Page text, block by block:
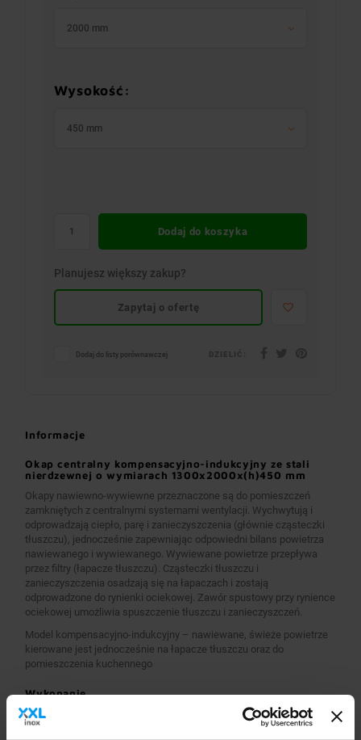
2000 mm
Wysokość:
450 mm
Dodaj do koszyka
Planujesz większy zakup?
Zapytaj o ofertę
Dodaj do listy porównawczej
Informacje
Okap centralny kompensacyjno-indukcyjny ze stali
nierdzewnej o wymiarach 1300x2000x(h)450 mm
Okapy nawiewno-wywiewne przeznaczone są do pomieszczeń
zamkniętych z centralnymi systemami wentylacji. Wychwytują i
odprowadzają ciepło, parę i zanieczyszczenia (głównie cząsteczki
tłuszczu), jednocześnie zapewniając odpowiedni bilans powietrza
nawiewanego i wywiewanego. Wywiewane powietrze przepływa
przez filtry (łapacze tłuszczu). Cząsteczki tłuszczu i
zanieczyszczenia osadzają się na łapaczach i zostają
odprowadzone do rynienki ociekowej. Zawór spustowy przy rynience
ociekowej umożliwia spuszczenie tłuszczu i zanieczyszczeń.
Model kompensacyjno-indukcyjny – nawiewane, świeże powietrze
kierowane jest jednocześnie na łapacze tłuszczu oraz do
pomieszczenia kuchennego
Wykonanie
Okapy wykonane są z wysokogatunkowej stali nierdzewnej.